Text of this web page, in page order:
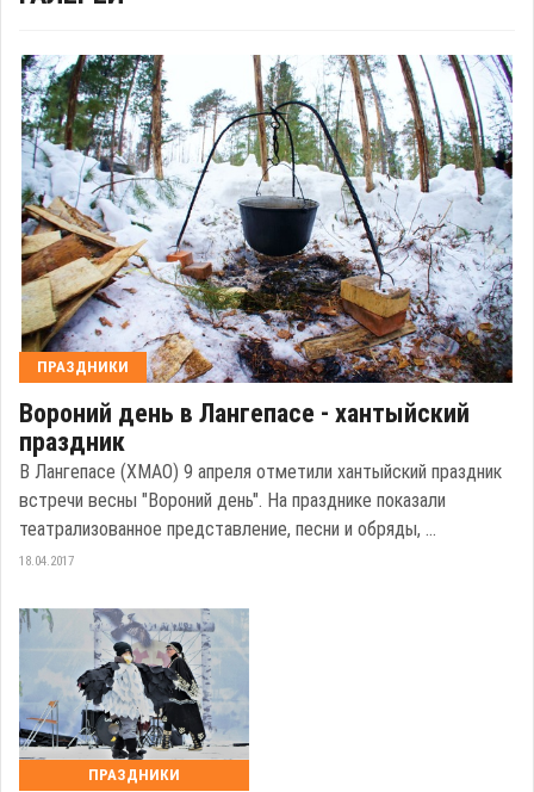
ПРАЗДНИКИ
Вороний день в Лангепасе - хантыйский
праздник
В Лангепасе (ХМАО) 9 апреля отметили хантыйский праздник
встречи весны "Вороний день". На празднике показали
театрализованное представление, песни и обряды, ...
18.04.2017
ПРАЗДНИКИ